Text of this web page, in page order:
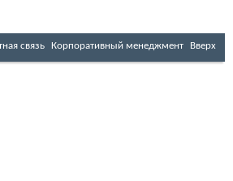
связь Корпоративный менеджмент Вверх